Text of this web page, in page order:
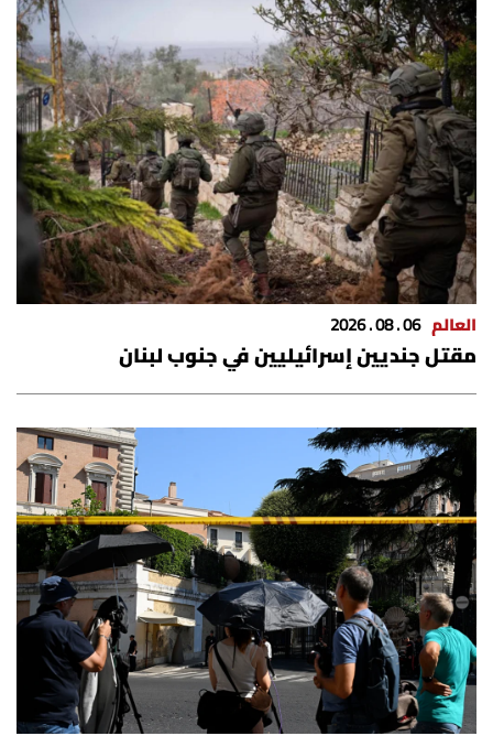
اقرأ تضحك
كاميرا
سجالات
صحّة وصحن
الرياضة
منوّعات
للتاريخ
فيديو
من نحن
للتواصل معنا
العالم 06 . 08 . 2026
مقتل جنديين إسرائيليين في جنوب لبنان